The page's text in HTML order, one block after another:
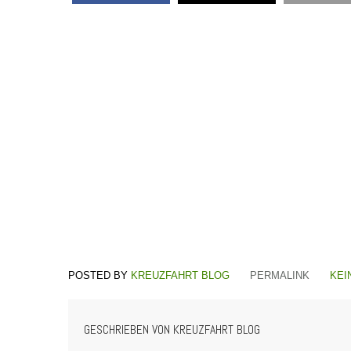
KREUZFAHRT BLOG PERMALINK
GESCHRIEBEN VON KREUZFAHRT BLOG